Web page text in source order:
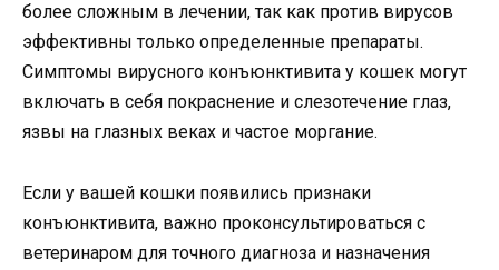
более сложным в лечении, так как против вирусов
эффективны только определенные препараты.
Симптомы вирусного конъюнктивита у кошек могут
включать в себя покраснение и слезотечение глаз,
язвы на глазных веках и частое моргание.
Если у вашей кошки появились признаки
конъюнктивита, важно проконсультироваться с
ветеринаром для точного диагноза и назначения